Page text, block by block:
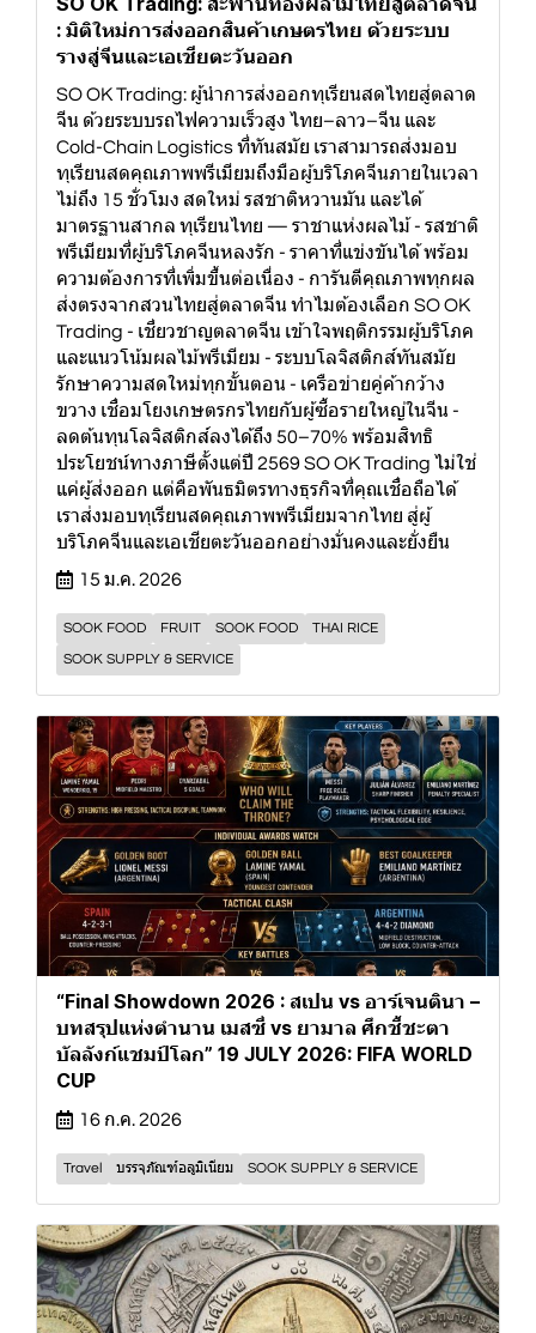
: มิติใหม่การส่งออกสินค้าเกษตรไทย ด้วยระบบ
รางสู่จีนและเอเชียตะวันออก
SO OK Trading: ผู้นำการส่งออกทุเรียนสดไทยสู่ตลาด
จีน ด้วยระบบรถไฟความเร็วสูง ไทย–ลาว–จีน และ
Cold-Chain Logistics ที่ทันสมัย เราสามารถส่งมอบ
ทุเรียนสดคุณภาพพรีเมียมถึงมือผู้บริโภคจีนภายในเวลา
ไม่ถึง 15 ชั่วโมง สดใหม่ รสชาติหวานมัน และได้
มาตรฐานสากล ทุเรียนไทย — ราชาแห่งผลไม้ - รสชาติ
พรีเมียมที่ผู้บริโภคจีนหลงรัก - ราคาที่แข่งขันได้ พร้อม
ความต้องการที่เพิ่มขึ้นต่อเนื่อง - การันตีคุณภาพทุกผล
ส่งตรงจากสวนไทยสู่ตลาดจีน ทำไมต้องเลือก SO OK
Trading - เชี่ยวชาญตลาดจีน เข้าใจพฤติกรรมผู้บริโภค
และแนวโน้มผลไม้พรีเมียม - ระบบโลจิสติกส์ทันสมัย
รักษาความสดใหม่ทุกขั้นตอน - เครือข่ายคู่ค้ากว้าง
ขวาง เชื่อมโยงเกษตรกรไทยกับผู้ซื้อรายใหญ่ในจีน -
ลดต้นทุนโลจิสติกส์ลงได้ถึง 50–70% พร้อมสิทธิ
ประโยชน์ทางภาษีตั้งแต่ปี 2569 SO OK Trading ไม่ใช่
แค่ผู้ส่งออก แต่คือพันธมิตรทางธุรกิจที่คุณเชื่อถือได้
เราส่งมอบทุเรียนสดคุณภาพพรีเมียมจากไทย สู่ผู้
บริโภคจีนและเอเชียตะวันออกอย่างมั่นคงและยั่งยืน
15 ม.ค. 2026
SOOK FOOD FRUIT SOOK FOOD
THAI RICE
SOOK SUPPLY & SERVICE
“Final Showdown 2026 : สเปน vs อาร์เจนตินา –
บทสรุปแห่งตำนาน เมสซี่ vs ยามาล ศึกชี้ชะตา
บัลลังก์แชมป์โลก” 19 JULY 2026: FIFA WORLD
CUP
16 ก.ค. 2026
Travel บรรจุภัณฑ์อลูมิเนียม SOOK SUPPLY & SERVICE